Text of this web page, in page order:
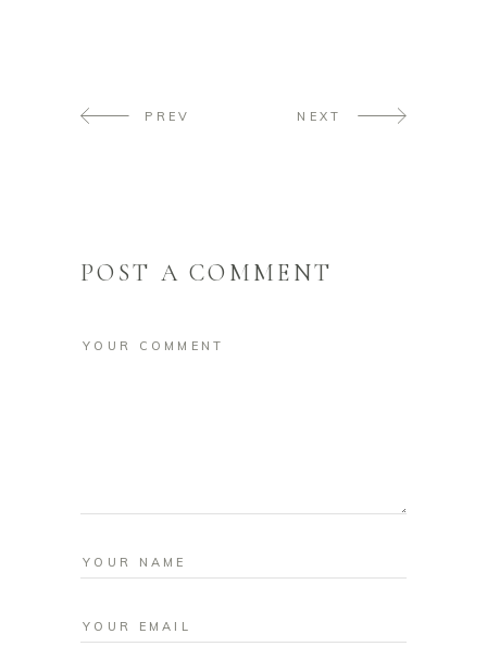
PREV NEXT
POST A COMMENT